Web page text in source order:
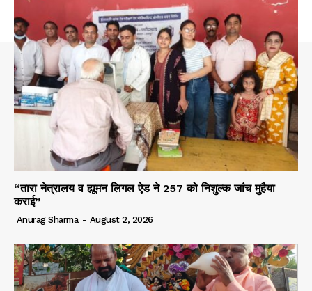
“तारा नेत्रालय व ह्यूमन लिगल ऐड ने 257 को निशुल्क जांच मुहैया
कराई”
Anurag Sharma - August 2, 2026